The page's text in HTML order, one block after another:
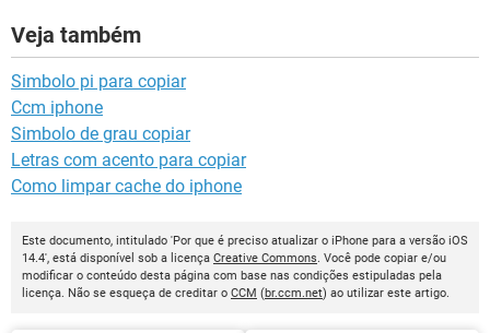
Veja também
Simbolo pi para copiar
Ccm iphone
Simbolo de grau copiar
Letras com acento para copiar
Como limpar cache do iphone
Este documento, intitulado 'Por que é preciso atualizar o iPhone para a versão iOS
14.4', está disponível sob a licença Creative Commons . Você pode copiar e/ou
modificar o conteúdo desta página com base nas condições estipuladas pela
licença. Não se esqueça de creditar o CCM (br.ccm.net) ao utilizar este artigo.